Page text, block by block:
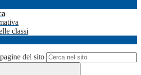
classi
del sito